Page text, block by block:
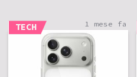
TECH 1 mese fa